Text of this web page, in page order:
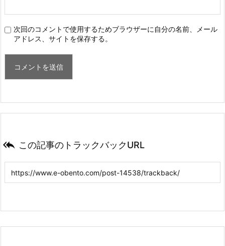
次回のコメントで使用するためブラウザーに自分の名前、メール
アドレス、サイトを保存する。
 この記事のトラックバックURL